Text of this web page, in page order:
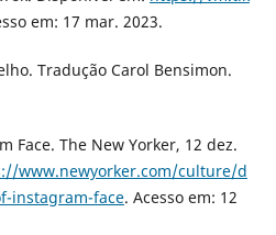
em: 17 mar. 2023.
Tradução Carol Bensimon.
Face. The New Yorker, 12 dez.
www.newyorker.com/culture/d
instagram-face. Acesso em: 12